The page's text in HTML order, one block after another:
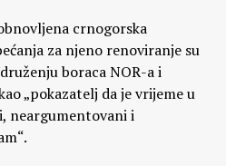
crnogorska
za njeno renoviranje su
boraca NOR-a i
„pokazatelj da je vrijeme u
neargumentovani i